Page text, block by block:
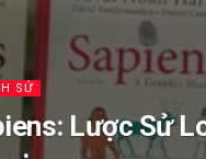
SỬ
Lược Sử